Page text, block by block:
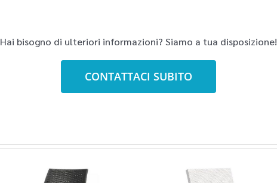
Hai bisogno di ulteriori informazioni? Siamo a tua disposizione!
CONTATTACI SUBITO